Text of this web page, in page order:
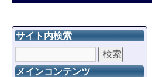
サイト内検索
メインコンテンツ